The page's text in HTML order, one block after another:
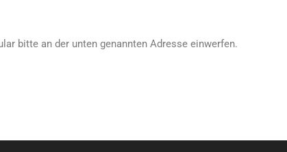
bitte an der unten genannten Adresse einwerfen.